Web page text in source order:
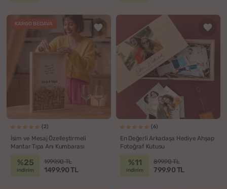
KARGO BEDAVA
(2)
İsim ve Mesaj Özelleştirmeli
Mantar Tıpa Anı Kumbarası
%25
indirim
1999.90 TL
1499.90 TL
(6)
En Değerli Arkadaşa Hediye Ahşap
Fotoğraf Kutusu
%11
indirim
899.90 TL
799.90 TL